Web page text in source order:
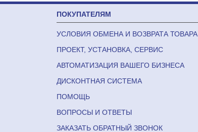
ПОКУПАТЕЛЯМ
УСЛОВИЯ ОБМЕНА И ВОЗВРАТА ТОВАРА
ПРОЕКТ, УСТАНОВКА, СЕРВИС
АВТОМАТИЗАЦИЯ ВАШЕГО БИЗНЕСА
ДИСКОНТНАЯ СИСТЕМА
ПОМОЩЬ
ВОПРОСЫ И ОТВЕТЫ
ЗАКАЗАТЬ ОБРАТНЫЙ ЗВОНОК